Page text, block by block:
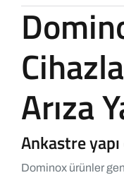
Arıza
Ankastre
Dominox ürünler